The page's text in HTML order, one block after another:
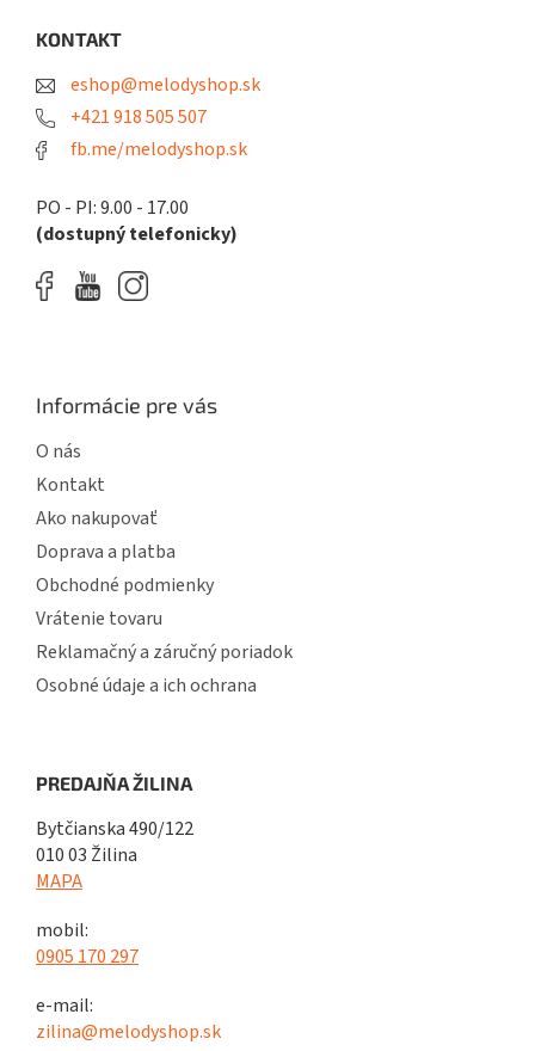
KONTAKT
eshop@melodyshop.sk
+421 918 505 507
fb.me/melodyshop.sk
PO - PI: 9.00 - 17.00
(dostupný telefonicky)
Informácie pre vás
O nás
Kontakt
Ako nakupovať
Doprava a platba
Obchodné podmienky
Vrátenie tovaru
Reklamačný a záručný poriadok
Osobné údaje a ich ochrana
PREDAJŇA ŽILINA
Bytčianska 490/122
010 03 Žilina
MAPA
mobil:
0905 170 297
e-mail:
zilina@melodyshop.sk